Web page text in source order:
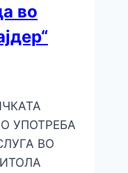
во
УПОТРЕБА
ВО